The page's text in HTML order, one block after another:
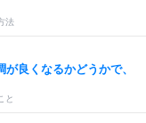
法
良くなるかどうかで、
と